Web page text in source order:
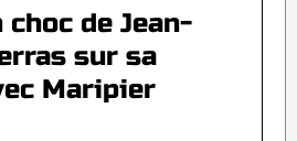
de Jean-
sur sa
Maripier